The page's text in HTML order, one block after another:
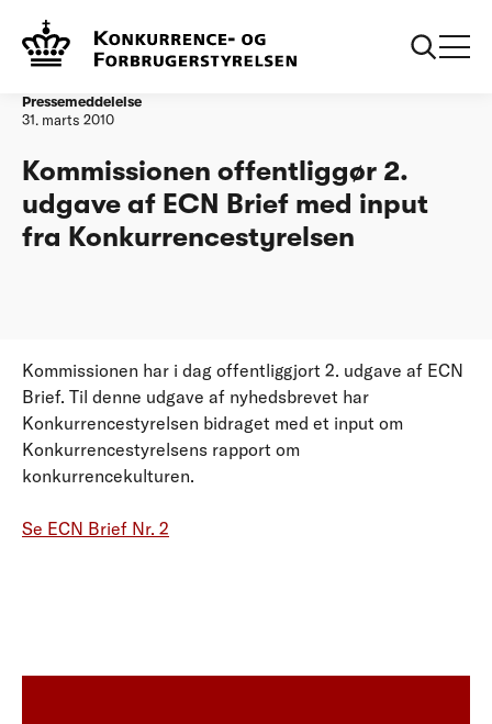
Forside
fra Konkurrencestyrelsen
Pressemeddelelse
31. marts 2010
Kommissionen offentliggør 2.
udgave af ECN Brief med input
fra Konkurrencestyrelsen
Kommissionen har i dag offentliggjort 2. udgave af ECN
Brief. Til denne udgave af nyhedsbrevet har
Konkurrencestyrelsen bidraget med et input om
Konkurrencestyrelsens rapport om
konkurrencekulturen.
Se ECN Brief Nr. 2